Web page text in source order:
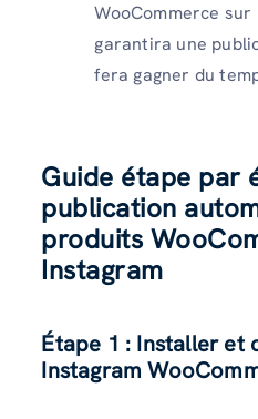
WooCommerce
garantira une
fera gagner du
Guide étape par
publication
produits
Instagram
Étape 1 : Installer et
Instagram